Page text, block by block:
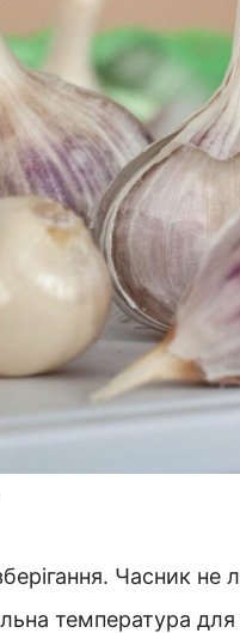
Часник не
температура для